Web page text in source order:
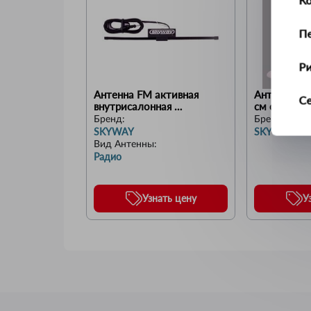
Антенна FM активная
внутрисалонная
прямоугольная кабель
2,1м
Бренд:
SKYWAY
Вид Антенны:
Радио
Узнать цену
Антенна
см
Белый
Бренд:
SKYWAY